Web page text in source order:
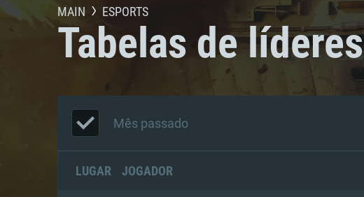
MAIN ESPORTS
Tabelas de líderes
Mês passado
LUGAR JOGADOR